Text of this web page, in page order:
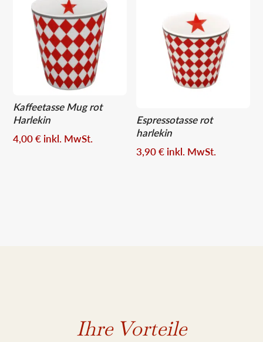
Kaffeetasse Mug rot
Harlekin
4,00€ inkl. MwSt.
Espressotasse rot
harlekin
3,90€ inkl. MwSt.
Ihre Vorteile